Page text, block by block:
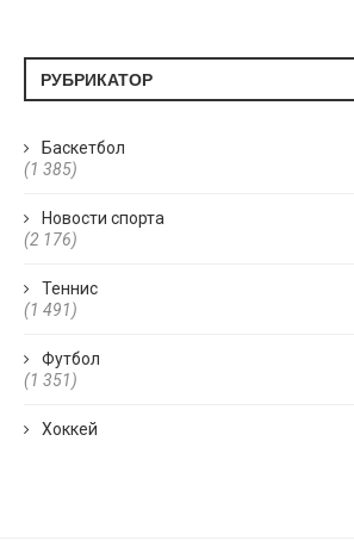
РУБРИКАТОР
Баскетбол
(1 385)
Новости спорта
(2 176)
Теннис
(1 491)
Футбол
(1 351)
Хоккей